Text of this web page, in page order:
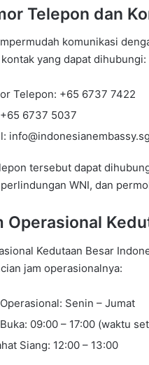
Telepon dan
komunikasi
yang dapat dihubungi:
Telepon: +65 6737 7422
6737 5037
info@indonesianembassy.sg
tersebut dapat
WNI, dan
Operasional
Kedutaan Besar
jam operasionalnya:
Senin – Jumat
09:00 – 17:00 (waktu
Siang: 12:00 – 13:00